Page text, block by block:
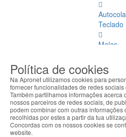
Teclado
Malas
Docking
Stations
Bases
Política de cookies
Na Apronet utilizamos cookies para
fornecer funcionalidades de redes
Também partilhamos informações acerca
nossos parceiros de redes sociais, de
podem combinar com outras informações
recolhidas por estes a partir da tua
Concordas com os nossos cookies se
website.